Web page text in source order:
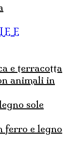
e terracotta